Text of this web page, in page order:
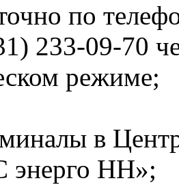
по
233-09-70
режиме;
в
НН»;